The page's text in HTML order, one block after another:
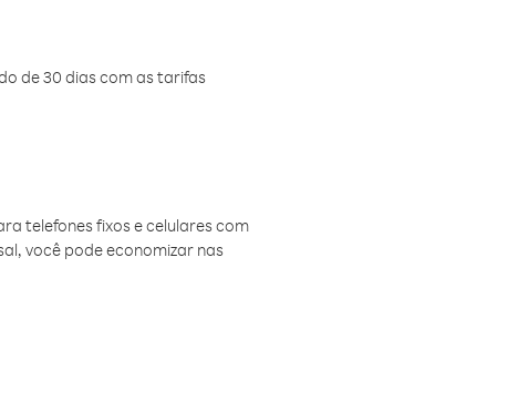
de 30 dias com as tarifas
telefones fixos e celulares com
você pode economizar nas